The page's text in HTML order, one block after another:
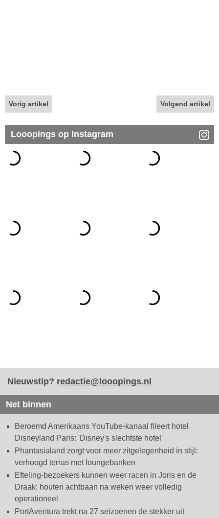
Vorig artikel Volgend artikel
Looopings op Instagram
Nieuwstip? redactie@looopings.nl
Net binnen
Beroemd Amerikaans YouTube-kanaal fileert hotel
Disneyland Paris: 'Disney's slechtste hotel'
Phantasialand zorgt voor meer zitgelegenheid in stijl:
verhoogd terras met loungebanken
Efteling-bezoekers kunnen weer racen in Joris en de
Draak: houten achtbaan na weken weer volledig
operationeel
PortAventura trekt na 27 seizoenen de stekker uit